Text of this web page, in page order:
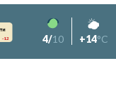
-1.2 4/10 +14°C